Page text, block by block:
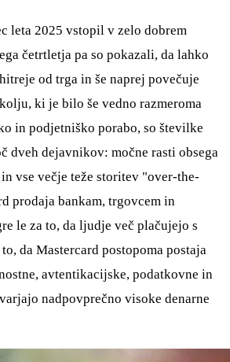
leta 2025 vstopil v zelo dobrem
četrtletja pa so pokazali, da lahko
od trga in še naprej povečuje
ki je bilo še vedno razmeroma
in podjetniško porabo, so številke
dveh dejavnikov: močne rasti obsega
vse večje teže storitev "over-the-
prodaja bankam, trgovcem in
le za to, da ljudje več plačujejo s
da Mastercard postopoma postaja
avtentikacijske, podatkovne in
nadpovprečno visoke denarne